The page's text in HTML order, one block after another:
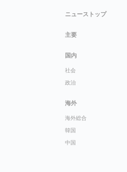
ニューストップ
主要
国内
社会
政治
海外
海外総合
韓国
中国